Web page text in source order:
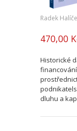
Radek
470,00
Historické
dluhu a